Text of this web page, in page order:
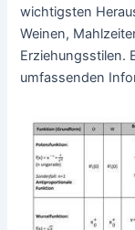
wichtigsten
Weinen,
Erziehungsstilen.
umfassenden